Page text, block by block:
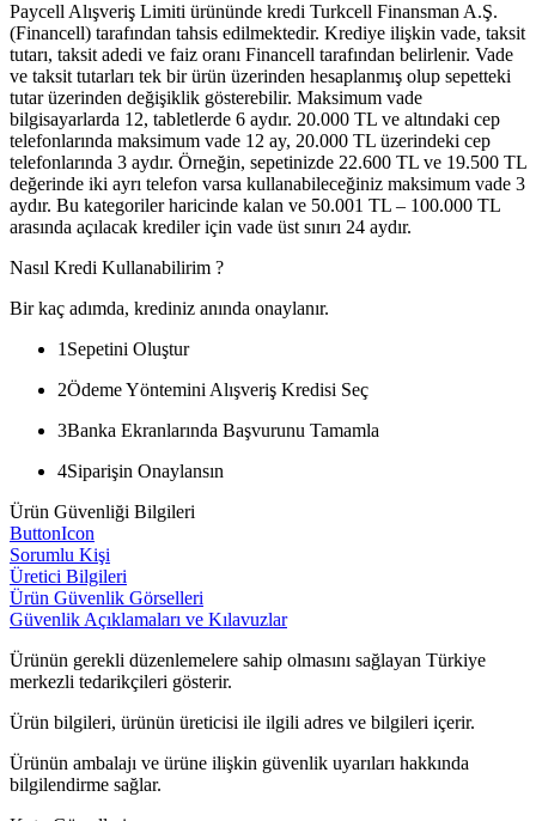
Paycell Alışveriş Limiti ürününde kredi Turkcell Finansman A.Ş.
(Financell) tarafından tahsis edilmektedir. Krediye ilişkin vade, taksit
tutarı, taksit adedi ve faiz oranı Financell tarafından belirlenir. Vade
ve taksit tutarları tek bir ürün üzerinden hesaplanmış olup sepetteki
tutar üzerinden değişiklik gösterebilir. Maksimum vade
bilgisayarlarda 12, tabletlerde 6 aydır. 20.000 TL ve altındaki cep
telefonlarında maksimum vade 12 ay, 20.000 TL üzerindeki cep
telefonlarında 3 aydır. Örneğin, sepetinizde 22.600 TL ve 19.500 TL
değerinde iki ayrı telefon varsa kullanabileceğiniz maksimum vade 3
aydır. Bu kategoriler haricinde kalan ve 50.001 TL – 100.000 TL
arasında açılacak krediler için vade üst sınırı 24 aydır.
Nasıl Kredi Kullanabilirim ?
Bir kaç adımda, krediniz anında onaylanır.
1 Sepetini Oluştur
2Ödeme Yöntemini Alışveriş Kredisi Seç
3Banka Ekranlarında Başvurunu Tamamla
4Siparişin Onaylansın
Ürün Güvenliği Bilgileri
ButtonIcon
Sorumlu Kişi
Üretici Bilgileri
Ürün Güvenlik Görselleri
Güvenlik Açıklamaları ve Kılavuzlar
Ürünün gerekli düzenlemelere sahip olmasını sağlayan Türkiye
merkezli tedarikçileri gösterir.
Ürün bilgileri, ürünün üreticisi ile ilgili adres ve bilgileri içerir.
Ürünün ambalajı ve ürüne ilişkin güvenlik uyarıları hakkında
bilgilendirme sağlar.